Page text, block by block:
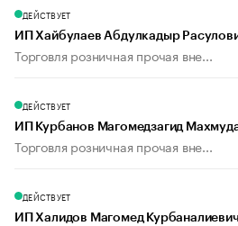
ДЕЙСТВУЕТ
ИП Хайбулаев Абдулкадыр
Торговля розничная прочая вне...
ДЕЙСТВУЕТ
ИП Курбанов Магомедзагид
Торговля розничная прочая вне...
ДЕЙСТВУЕТ
ИП Халидов Магомед Курбаналиевич